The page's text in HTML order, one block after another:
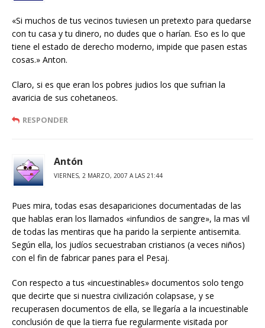
«Si muchos de tus vecinos tuviesen un pretexto para quedarse
con tu casa y tu dinero, no dudes que o harían. Eso es lo que
tiene el estado de derecho moderno, impide que pasen estas
cosas.» Anton.
Claro, si es que eran los pobres judios los que sufrian la
avaricia de sus cohetaneos.
RESPONDER
Antón
VIERNES, 2 MARZO, 2007 A LAS 21:44
Pues mira, todas esas desapariciones documentadas de las
que hablas eran los llamados «infundios de sangre», la mas vil
de todas las mentiras que ha parido la serpiente antisemita.
Según ella, los judíos secuestraban cristianos (a veces niños)
con el fin de fabricar panes para el Pesaj.
Con respecto a tus «incuestinables» documentos solo tengo
que decirte que si nuestra civilización colapsase, y se
recuperasen documentos de ella, se llegaría a la incuestinable
conclusión de que la tierra fue regularmente visitada por